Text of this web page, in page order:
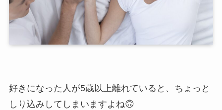
好きになった人が5歳以上離れていると、ちょっと
しり込みしてしまいますよね🙃